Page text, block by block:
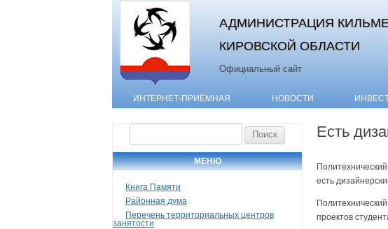
АДМИНИСТРАЦИЯ
КИРОВСКОЙ ОБЛАСТИ
Официальный сайт
ИНТЕРНЕТ-ПРИЁМНАЯ НОВОСТИ
МЕНЮ
Книга Памяти
Районная дума
Перечень территориальных центров
занятости
Есть
есть
проектов